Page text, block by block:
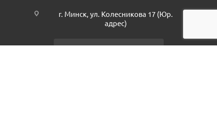
г. Минск, ул. Колесникова 17 (Юр.
адрес)